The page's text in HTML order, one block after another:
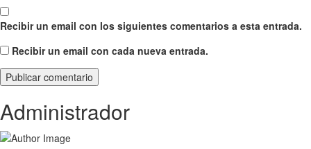
Recibir un email con los siguientes comentarios a esta entrada.
Recibir un email con cada nueva entrada.
Administrador